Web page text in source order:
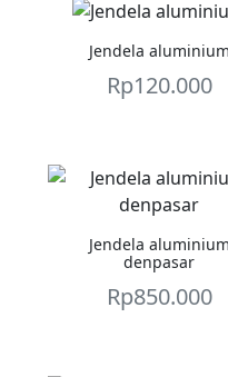
Jendela aluminium
Rp120.000
Jendela aluminium
denpasar
Rp850.000